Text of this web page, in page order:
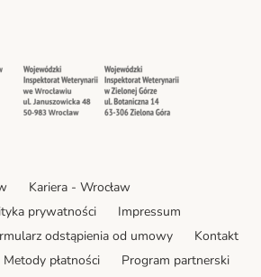
Security Security
Kariera - Wrocław
prywatności
Impressum
odstąpienia od umowy
Kontakt
Metody płatności
Program partnerski